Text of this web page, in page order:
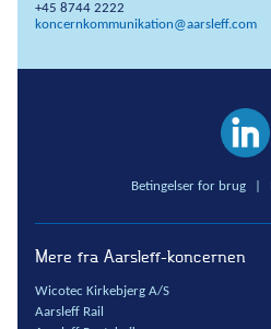
+45 8744 2222
koncernkommunikation@aarsleff.com
Betingelser for brug
Mere fra Aarsleff-koncernen
Wicotec Kirkebjerg A/S
Aarsleff Rail